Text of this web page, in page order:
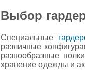
Выбор
Специальные
различные
разнообразные
хранение одежды и